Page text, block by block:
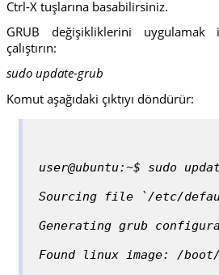
Ctrl-X tuşlarına basabilirsiniz.
GRUB değişikliklerini uygulamak
çalıştırın:
sudo update-grub
Komut aşağıdaki çıktıyı döndürür:
user@ubuntu:~$ sudo
Sourcing file `/etc/
Generating grub
Found linux image: /